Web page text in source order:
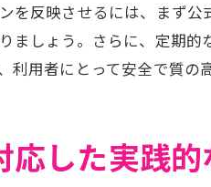
を反映させるには、まず
ましょう。さらに、定期
利用者にとって安全で質の
応した実践